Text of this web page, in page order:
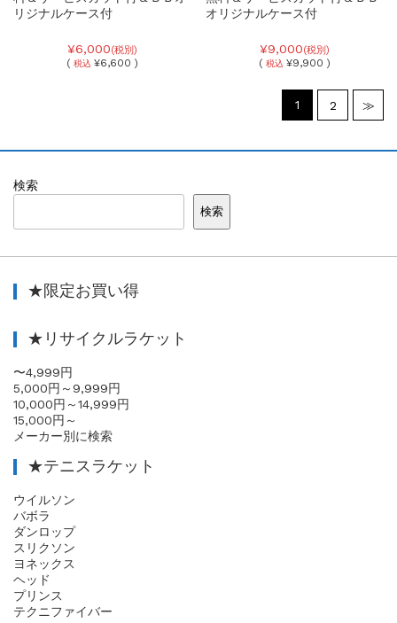
リジナルケース付
¥6,000(税別)
( 税込 ¥6,600 )
オリジナルケース付
¥9,000(税別)
(税込 ¥9,900 )
1 2 ≫
検索
検索
★限定お買い得
★リサイクルラケット
〜4,999円
5,000円～9,999円
10,000円～14,999円
15,000円～
メーカー別に検索
★テニスラケット
ウイルソン
バボラ
ダンロップ
スリクソン
ヨネックス
ヘッド
プリンス
テクニファイバー